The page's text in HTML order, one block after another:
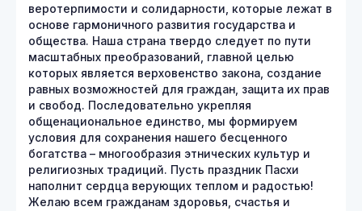
веротерпимости и солидарности, которые лежат в
основе гармоничного развития государства и
общества. Наша страна твердо следует по пути
масштабных преобразований, главной целью
которых является верховенство закона, создание
равных возможностей для граждан, защита их прав
и свобод. Последовательно укрепляя
общенациональное единство, мы формируем
условия для сохранения нашего бесценного
богатства – многообразия этнических культур и
религиозных традиций. Пусть праздник Пасхи
наполнит сердца верующих теплом и радостью!
Желаю всем гражданам здоровья, счастья и